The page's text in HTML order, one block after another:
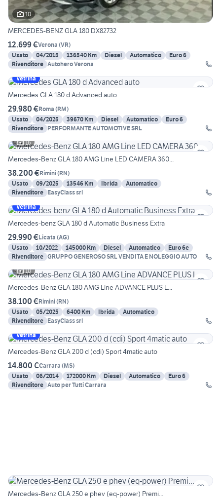
10
MERCEDES-BENZ GLA 180 DX82732
12.699 €Verona (VR)
Usato
04/2015 136540 Km Diesel Automatico
Euro 6
Rivenditore Autohero Verona
Vetrina
Mercedes GLA 180 d Advanced auto
29.980 €Roma (RM)
Usato
04/2025 39670 Km Diesel Automatico
Euro 6
Rivenditore PERFORMANTE AUTOMOTIVE SRL
16
Mercedes-Benz GLA 180 AMG Line LED CAMERA 360...
38.200 €Rimini(RN)
Usato
09/2025 13546 Km Ibrida
Automatico
Rivenditore EasyClass srl
Vetrina
Mercedes-benz GLA 180 d Automatic Business Extra
29.990 €Licata (AG)
Usato
10/2022 145000 Km Diesel Automatico
Euro 6e
Rivenditore GRUPPO GENEROSO SRL VENDITA E NOLEGGIO AUTO
10
Mercedes-Benz GLA 180 AMG Line ADVANCE PLUS L...
38.100 €Rimini(RN)
Usato
05/2025 6400 Km Ibrida
Automatico
Rivenditore EasyClass srl
Vetrina
Mercedes-Benz GLA 200 d (cdi) Sport 4matic auto
14.800 €Carrara (MS)
Usato
06/2014 172000 Km Diesel Automatico
Euro 6
Rivenditore Auto per Tutti Carrara
Mercedes-Benz GLA 250 e phev (eq-power) Premi...